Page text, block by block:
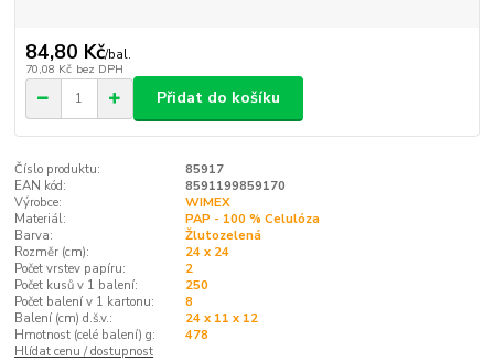
84,80 Kč/bal.
70,08 Kč bez DPH
Přidat do košíku
Číslo produktu:
85917
EAN kód:
8591199859170
Výrobce:
WIMEX
Materiál:
PAP - 100 % Celulóza
Barva:
Žlutozelená
Rozměr (cm):
24 x 24
Počet vrstev papíru:
2
Počet kusů v 1 balení:
250
Počet balení v 1 kartonu:
8
Balení (cm) d.š.v.:
24 x 11 x 12
Hmotnost (celé balení) g:
478
Hlídat cenu / dostupnost